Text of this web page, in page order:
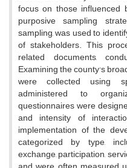
focus on those
purposive sampling
sampling, was used to
of stakeholders. This
related documents,
Examining the county's
were collected using
administered to
questionnaires were
and intensity of
implementation of the
categorized by type,
exchange, participation,